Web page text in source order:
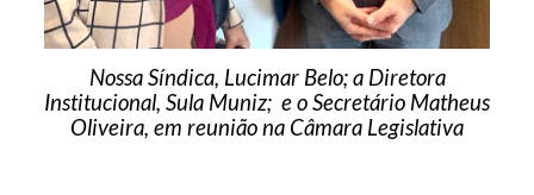
Nossa Síndica, Lucimar Belo; a Diretora
Institucional, Sula Muniz; e o Secretário Matheus
Oliveira, em reunião na Câmara Legislativa